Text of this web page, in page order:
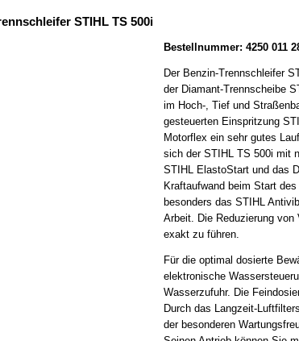
STIHL TS 500i
Bestellnummer: 4250 011
Der Benzin-Trennschleifer
der Diamant-Trennscheibe
im Hoch-, Tief und
gesteuerten Einspritzung
Motorflex ein sehr gutes
sich der STIHL TS 500i mit
STIHL ElastoStart und das
Kraftaufwand beim Start
besonders das STIHL
Arbeit. Die Reduzierung
exakt zu führen.
Für die optimal dosierte
elektronische
Wasserzufuhr. Die
Durch das Langzeit-
der besonderen